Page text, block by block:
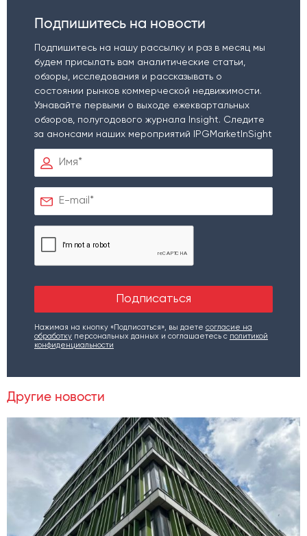
Подпишитесь на новости
Подпишитесь на нашу рассылку и раз в месяц мы
будем присылать вам аналитические статьи,
обзоры, исследования и рассказывать о
состоянии рынков коммерческой недвижимости.
Узнавайте первыми о выходе ежеквартальных
обзоров, полугодового журнала Insight. Следите
за анонсами наших мероприятий IPGMarketInSight
Нажимая на кнопку «Подписаться», вы даете согласие на
обработку персональных данных и соглашаетесь c политикой
конфиденциальности
Другие новости